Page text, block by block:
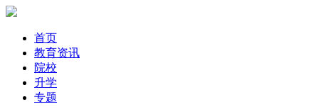
首页
教育资讯
院校
升学
专题